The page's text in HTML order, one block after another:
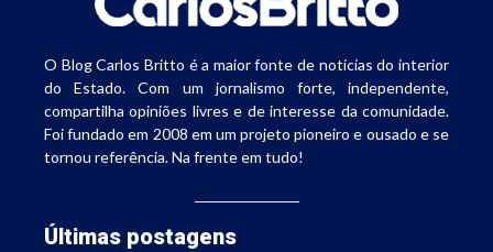
O Blog Carlos Britto é a maior fonte de notícias do interior
do Estado. Com um jornalismo forte, independente,
compartilha opiniões livres e de interesse da comunidade.
Foi fundado em 2008 em um projeto pioneiro e ousado e se
tornou referência. Na frente em tudo!
Últimas postagens